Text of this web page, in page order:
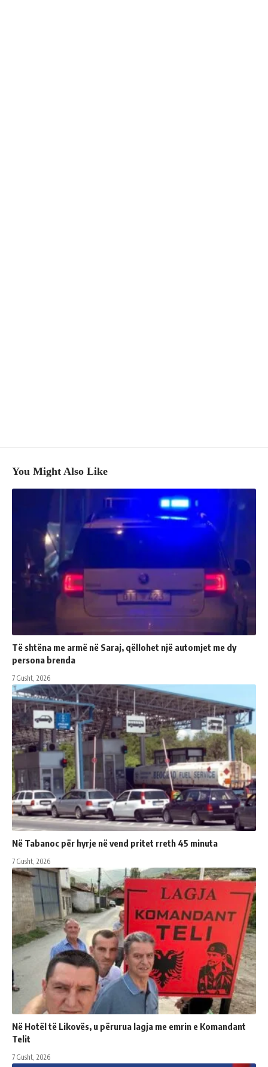
You Might Also Like
Të shtëna me armë në Saraj, qëllohet një automjet me dy
persona brenda
7 Gusht, 2026
Në Tabanoc për hyrje në vend pritet rreth 45 minuta
7 Gusht, 2026
Në Hotël të Likovës, u përurua lagja me emrin e Komandant
Telit
7 Gusht, 2026